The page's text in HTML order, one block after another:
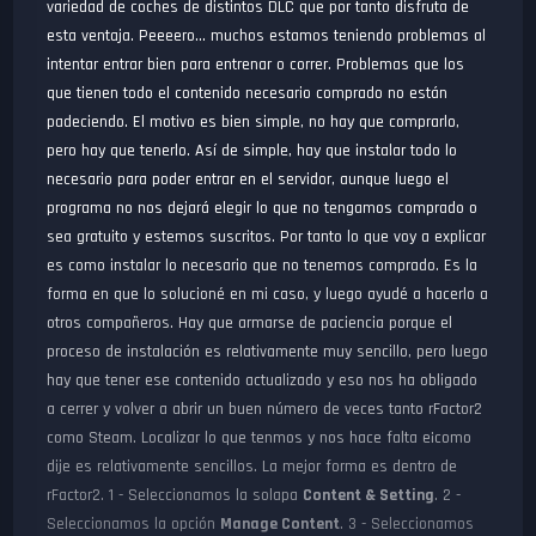
variedad de coches de distintos DLC que por tanto disfruta de
esta ventaja. Peeeero... muchos estamos teniendo problemas al
intentar entrar bien para entrenar o correr. Problemas que los
que tienen todo el contenido necesario comprado no están
padeciendo. El motivo es bien simple, no hay que comprarlo,
pero hay que tenerlo. Así de simple, hay que instalar todo lo
necesario para poder entrar en el servidor, aunque luego el
programa no nos dejará elegir lo que no tengamos comprado o
sea gratuito y estemos suscritos. Por tanto lo que voy a explicar
es como instalar lo necesario que no tenemos comprado. Es la
forma en que lo solucioné en mi caso, y luego ayudé a hacerlo a
otros compañeros. Hay que armarse de paciencia porque el
proceso de instalación es relativamente muy sencillo, pero luego
hay que tener ese contenido actualizado y eso nos ha obligado
a cerrer y volver a abrir un buen número de veces tanto rFactor2
como Steam. Localizar lo que tenmos y nos hace falta e¡como
dije es relativamente sencillos. La mejor forma es dentro de
rFactor2. 1 - Seleccionamos la solapa Content & Setting. 2 -
Seleccionamos la opción Manage Content. 3 - Seleccionamos